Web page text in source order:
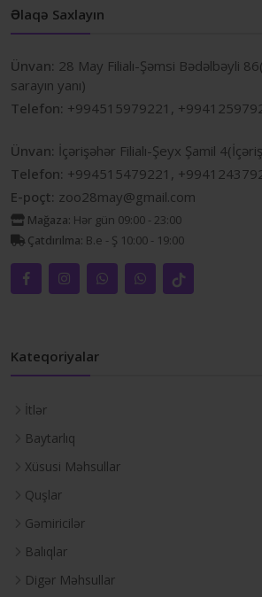
Əlaqə Saxlayın
Ünvan: 28 May Filialı-Şəmsi Bədəlbəyli
sarayın yanı)
Telefon: +994515979221,
Ünvan: İçərişəhər Filialı-Şeyx Şamil
Telefon: +994515479221,
E-poçt: zoo28may@gmail.com
Mağaza: Hər gün 09:00 - 23:00
Çatdırılma: B.e - Ş 10:00 - 19:00
Kateqoriyalar
İtlər
Baytarlıq
Xüsusi Məhsullar
Quşlar
Gəmiricilər
Balıqlar
Digər Məhsullar